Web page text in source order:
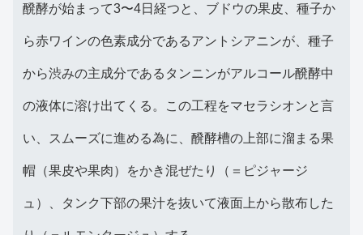
醗酵が始まって3〜4日経つと、ブドウの果皮、種子か
ら赤ワインの色素成分であるアントシアニンが、種子
から渋みの主成分であるタンニンがアルコール醗酵中
の液体に溶け出てくる。この工程をマセラシオンと言
い、スムーズに進める為に、醗酵槽の上部に溜まる果
帽（果皮や果肉）をかき混ぜたり（＝ピジャージ
ュ）、タンク下部の果汁を抜いて液面上から散布した